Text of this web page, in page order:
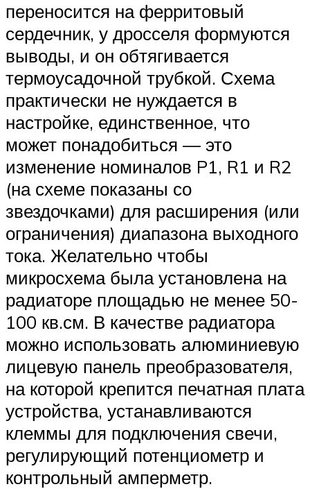
переносится на ферритовый
сердечник, у дросселя формуются
выводы, и он обтягивается
термоусадочной трубкой. Схема
практически не нуждается в
настройке, единственное, что
может понадобиться — это
изменение номиналов P1, R1 и R2
(на схеме показаны со
звездочками) для расширения (или
ограничения) диапазона выходного
тока. Желательно чтобы
микросхема была установлена на
радиаторе площадью не менее 50-
100 кв.см. В качестве радиатора
можно использовать алюминиевую
лицевую панель преобразователя,
на которой крепится печатная плата
устройства, устанавливаются
клеммы для подключения свечи,
регулирующий потенциометр и
контрольный амперметр.